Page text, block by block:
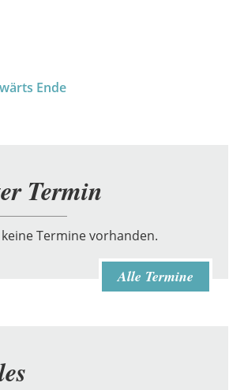
Ende
Termin
Termine vorhanden.
Alle Termine